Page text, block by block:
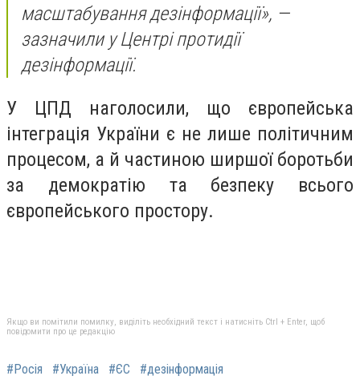
масштабування дезінформації», —
зазначили у Центрі протидії
дезінформації.
У ЦПД наголосили, що європейська
інтеграція України є не лише політичним
процесом, а й частиною ширшої боротьби
за демократію та безпеку всього
європейського простору.
Якщо ви помітили помилку, виділіть необхідний текст і натисніть Ctrl + Enter, щоб
повідомити про це редакцію
#Росія #Україна #ЄС #дезінформація